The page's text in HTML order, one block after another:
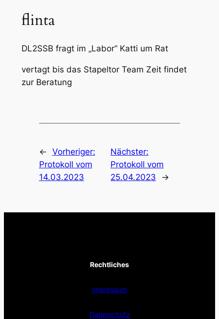
flinta
DL2SSB fragt im „Labor“ Katti um Rat
vertagt bis das Stapeltor Team Zeit findet
zur Beratung
← Vorheriger:
Protokoll vom
14.03.2023
Nächster:
Protokoll vom
25.04.2023
→
Rechtliches
Impressum
Datenschutz